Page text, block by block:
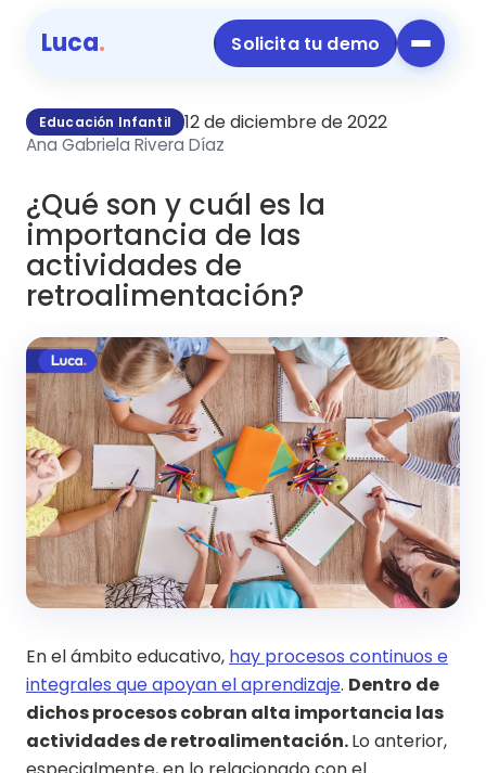
Luca. Solicita tu demo
Educación Infantil 12 de diciembre de 2022
Ana Gabriela Rivera Díaz
¿Qué son y cuál es la
importancia de las
actividades de
retroalimentación?
En el ámbito educativo, hay procesos continuos e
integrales que apoyan el aprendizaje. Dentro de
dichos procesos cobran alta importancia las
actividades de retroalimentación.Lo anterior,